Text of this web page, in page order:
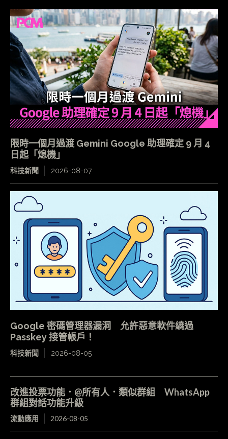
限時一個月過渡 Gemini Google 助理確定 9 月 4
日起「熄機」
科技新聞 2026-08-07
Google 密碼管理器漏洞 允許惡意軟件繞過
Passkey 接管帳戶！
科技新聞 2026-08-05
改進投票功能．@所有人．類似群組 WhatsApp
群組對話功能升級
流動應用 2026-08-05